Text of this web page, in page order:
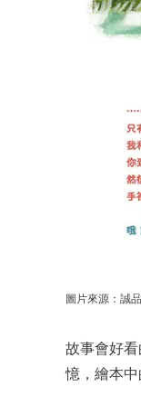
圖片來源：誠
故事會好
憶，繪本